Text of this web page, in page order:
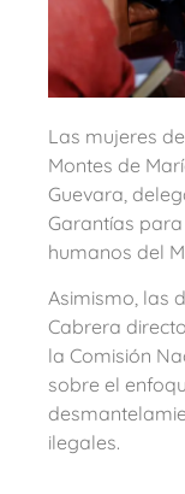
Las mujeres
Montes de
Guevara,
Garantías
humanos del
Asimismo, las
Cabrera
la Comisión
sobre el
ilegales.